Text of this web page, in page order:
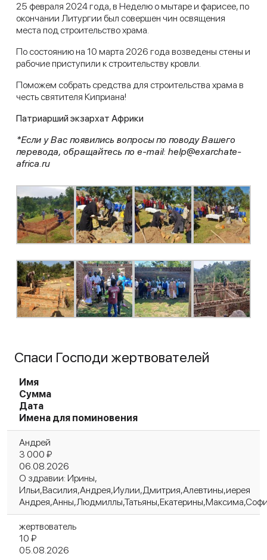
25 февраля 2024 года, в Неделю о мытаре и фарисее, по
окончании Литургии был совершен чин освящения
места под строительство храма.
По состоянию на 10 марта 2026 года возведены стены и
рабочие приступили к строительству кровли.
Поможем собрать средства для строительства храма в
честь святителя Киприана!
Патриарший экзархат Африки
*Если у Вас появились вопросы по поводу Вашего
перевода, обращайтесь по e-mail: help@exarchate-
africa.ru
Спаси Господи жертвователей
Имя
Сумма
Дата
Имена для поминовения
Андрей
3 000 ₽
06.08.2026
О здравии: Ирины,
Ильи,Василия,Андрея,Иулии,Дмитрия,Алевтины,иерея
жертвователь
10 ₽
05.08.2026